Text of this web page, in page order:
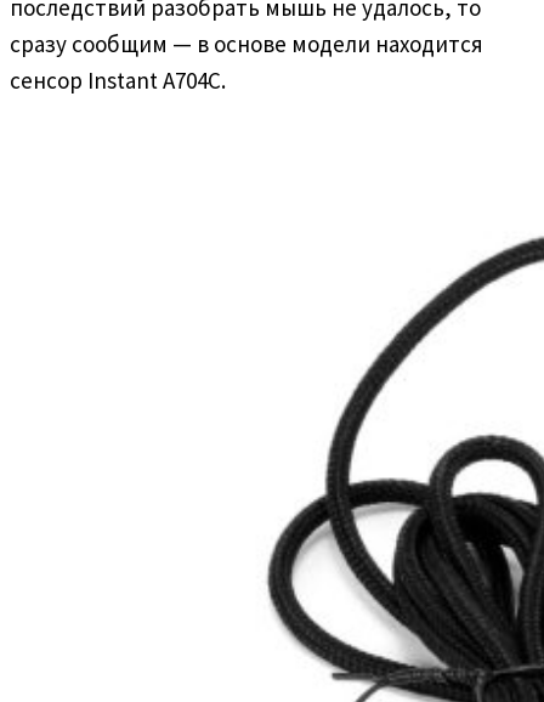
последствий разобрать мышь не удалось, то
сразу сообщим — в основе модели находится
сенсор Instant A704C.